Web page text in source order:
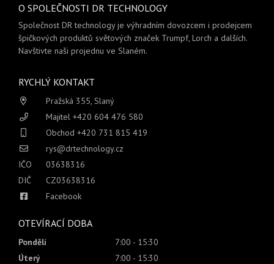
O SPOLEČNOSTI DR TECHNOLOGY
Společnost DR technology je výhradním dovozcem i prodejcem
špičkových produktů světových značek Trumpf, Lorch a dalších.
Navštivte naši projednu ve Slaném.
RYCHLÝ KONTAKT
Pražská 355, Slaný
Majitel +420 604 476 580
Obchod +420 731 815 419
rys@drtechnology.cz
IČO
03638316
DIČ
CZ03638316
Facebook
OTEVÍRACÍ DOBA
Pondělí
7:00 - 15:30
Úterý
7:00 - 15:30